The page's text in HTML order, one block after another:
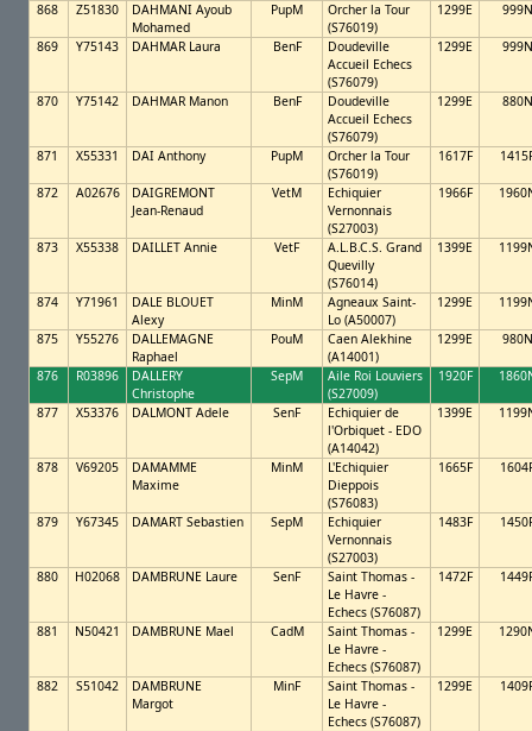
868 Z51830
DAHMANI Ayoub
Mohamed
PupM
Orcher la Tour
(S76019)
1299E 999N
869 Y75143 DAHMAR Laura BenF
Doudeville
Accueil Echecs
(S76079)
1299E 999N
870 Y75142 DAHMAR Manon BenF
Doudeville
Accueil Echecs
(S76079)
1299E 880N
871 X55331 DAI Anthony PupM
Orcher la Tour
(S76019)
1617F
872 A02676
DAIGREMONT
Jean-Renaud
VetM
Echiquier
Vernonnais
(S27003)
1966F
873 X55338 DAILLET Annie VetF
A.L.B.C.S. Grand
Quevilly
(S76014)
1399E
874 Y71961
DALE BLOUET
Alexy
MinM
Agneaux Saint-
Lo (A50007)
1299E
875 Y55276
DALLEMAGNE
Raphael
PouM
Caen Alekhine
(A14001)
1299E 980N
876 R03896
DALLERY
Christophe
SepM
Aile Roi Louviers
(S27009)
1920F
877 X53376 DALMONT Adele SenF
Echiquier de
l'Orbiquet - EDO
(A14042)
1399E
878 V69205
DAMAMME
Maxime
MinM
L'Echiquier
Dieppois
(S76083)
1665F
879 Y67345 DAMART Sebastien SepM
Echiquier
Vernonnais
(S27003)
1483F
880 H02068 DAMBRUNE Laure SenF
Saint Thomas -
Le Havre -
Echecs (S76087)
1472F
881 N50421 DAMBRUNE Mael CadM
Saint Thomas -
Le Havre -
Echecs (S76087)
1299E
882 S51042
DAMBRUNE
Margot
MinF
Saint Thomas -
Le Havre -
Echecs (S76087)
1299E